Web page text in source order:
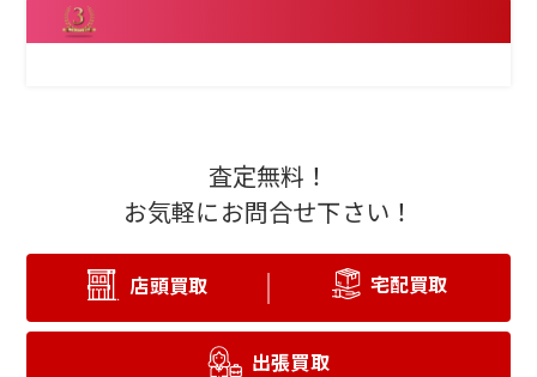
査定無料！
お気軽にお問合せ下さい！
店頭買取 宅配買取
出張買取